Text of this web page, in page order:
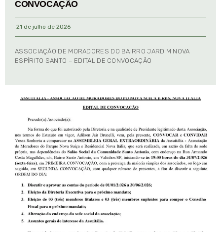
CONVOCAÇÃO
21 de julho de 2026
ASSOCIAÇÃO DE MORADORES DO BAIRRO JARDIM NOVA
ESPÍRITO SANTO – EDITAL DE CONVOCAÇÃO